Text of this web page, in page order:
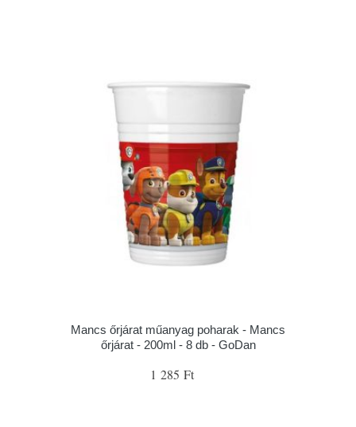
Mancs őrjárat műanyag poharak - Mancs
őrjárat - 200ml - 8 db - GoDan
1 285 Ft